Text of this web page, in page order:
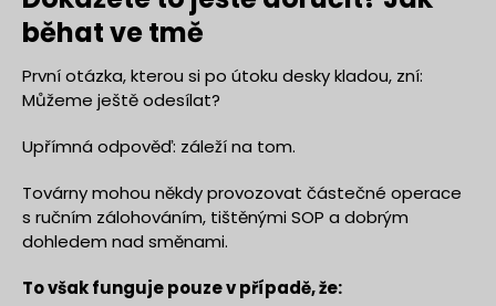
běhat ve tmě
První otázka, kterou si po útoku desky kladou, zní:
Můžeme ještě odesílat?
Upřímná odpověď: záleží na tom.
Továrny mohou někdy provozovat částečné operace
s ručním zálohováním, tištěnými SOP a dobrým
dohledem nad směnami.
To však funguje pouze v případě, že: